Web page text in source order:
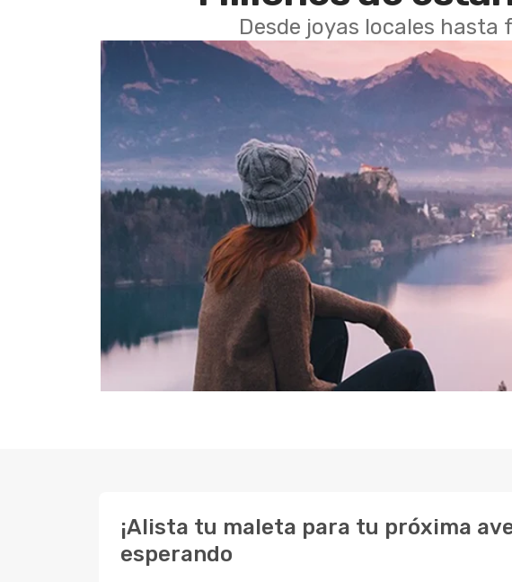
Desde joyas locales
¡Alista tu maleta para tu próxima
esperando